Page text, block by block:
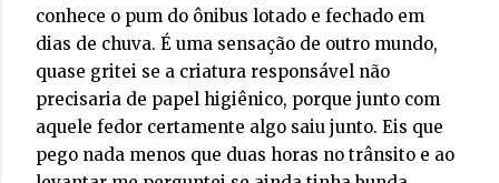
conhece o pum do ônibus lotado e fechado em
dias de chuva. É uma sensação de outro mundo,
quase gritei se a criatura responsável não
precisaria de papel higiênico, porque junto com
aquele fedor certamente algo saiu junto. Eis que
pego nada menos que duas horas no trânsito e ao